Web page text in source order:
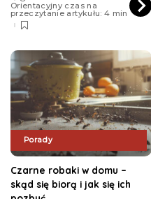
Orientacyjny czas na
przeczytanie artykułu: 4 min
Porady
Czarne robaki w domu –
skąd się biorą i jak się ich